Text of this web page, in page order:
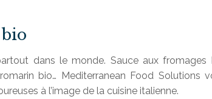
dans le monde. Sauce aux fromages
bio… Mediterranean Food Solutions
à l’image de la cuisine italienne.